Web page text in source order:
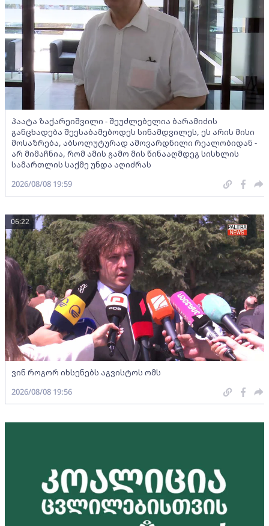
პაატა ზაქარეიშვილი - შეუძლებელია ბარამიძის
განცხადება შეესაბამებოდეს სინამდვილეს, ეს არის მისი
მოსაზრება, აბსოლუტურად ამოვარდნილი რეალობიდან -
არ მიმაჩნია, რომ ამის გამო მის წინააღმდეგ სისხლის
სამართლის საქმე უნდა აღიძრას
2026/08/08 19:59
ვინ როგორ იხსენებს აგვისტოს ომს
06:22
2026/08/08 19:56